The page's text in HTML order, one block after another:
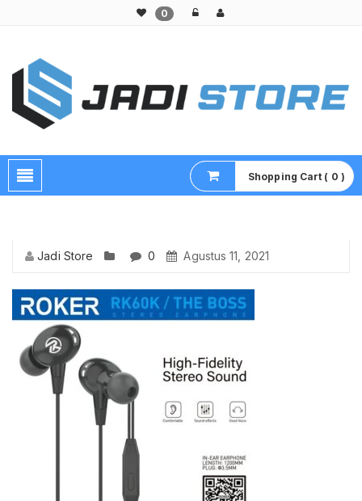
0
Shopping Cart ( 0 )
Jadi Store 0 Agustus 11, 2021